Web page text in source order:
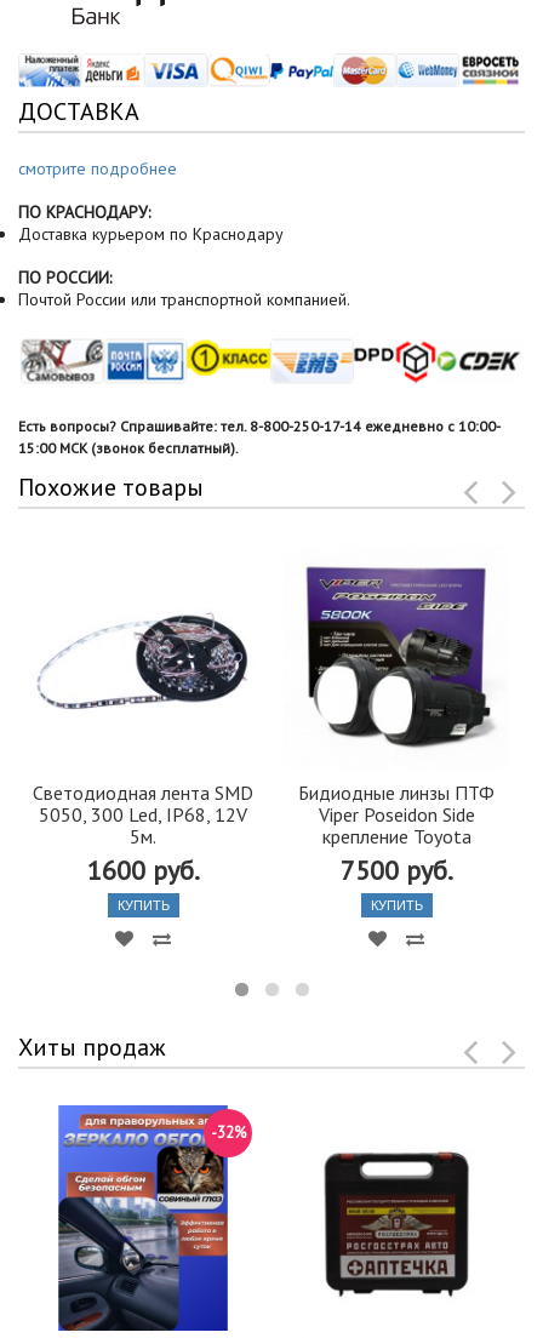
ДОСТАВКА
смотрите подробнее
ПО КРАСНОДАРУ:
Доставка курьером по Краснодару
ПО РОССИИ:
Почтой России или транспортной компанией.
Есть вопросы? Спрашивайте: тел. 8-800-250-17-14 ежедневно с 10:00-
15:00 МСК (звонок бесплатный).
Похожие товары
Светодиодная лента SMD
5050, 300 Led, IP68, 12V
5м.
1600 руб.
КУПИТЬ
Бидиодные линзы ПТФ
Viper Poseidon Side
крепление Toyota
7500 руб.
КУПИТЬ
Хиты продаж
-32%